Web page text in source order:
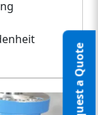
Request a Quote